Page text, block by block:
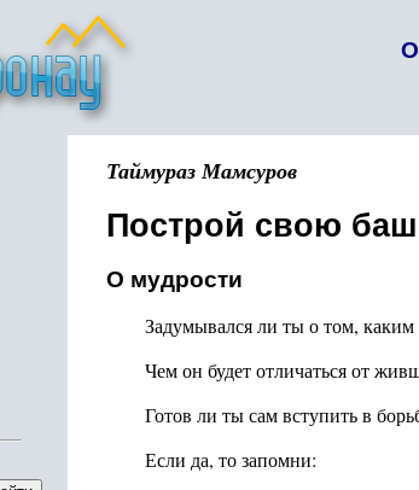
Таймураз Мамсуров
Построй свою
О мудрости
Задумывался ли ты о том,
Чем он будет отличаться от
Готов ли ты сам вступить в
Если да, то запомни: